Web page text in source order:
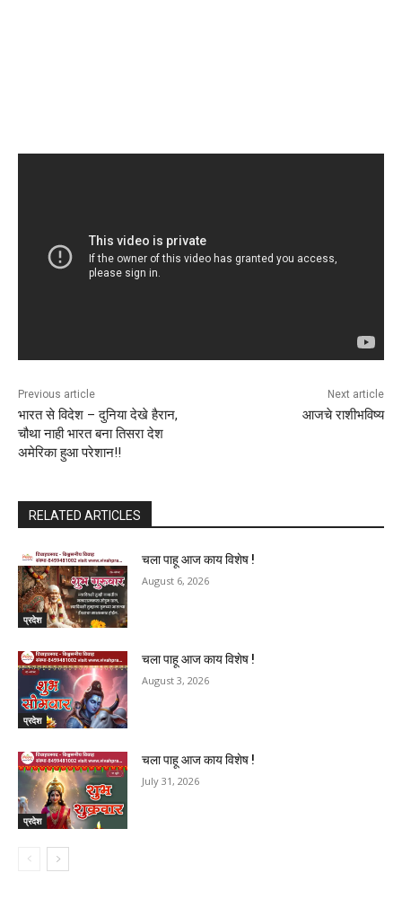
Previous article
भारत से विदेश – दुनिया देखे हैरान,
चौथा नाही भारत बना तिसरा देश
अमेरिका हुआ परेशान!!
Next article
आजचे राशीभविष्य
RELATED ARTICLES
प्रदेश
चला पाहू आज काय विशेष !
August 6, 2026
प्रदेश
चला पाहू आज काय विशेष !
August 3, 2026
प्रदेश
चला पाहू आज काय विशेष !
July 31, 2026